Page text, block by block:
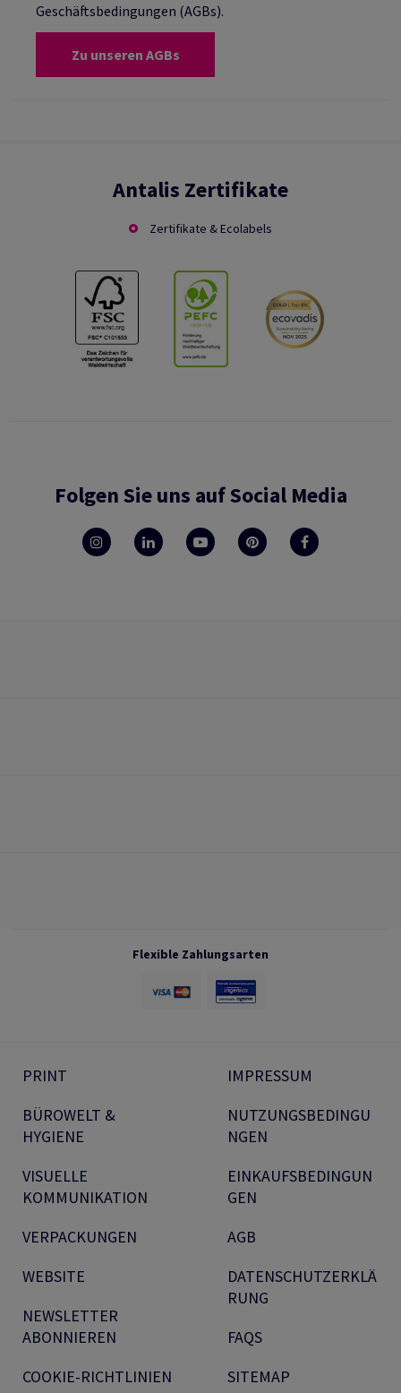
Geschäftsbedingungen (AGBs).
Zu unseren AGBs
Antalis Zertifikate
Zertifikate & Ecolabels
Folgen Sie uns auf Social Media
Flexible Zahlungsarten
PRINT
BÜROWELT &
HYGIENE
VISUELLE
KOMMUNIKATION
VERPACKUNGEN
WEBSITE
NEWSLETTER
ABONNIEREN
COOKIE-RICHTLINIEN
IMPRESSUM
NUTZUNGSBEDINGU
NGEN
EINKAUFSBEDINGUN
GEN
AGB
DATENSCHUTZERKLÄ
RUNG
FAQS
SITEMAP